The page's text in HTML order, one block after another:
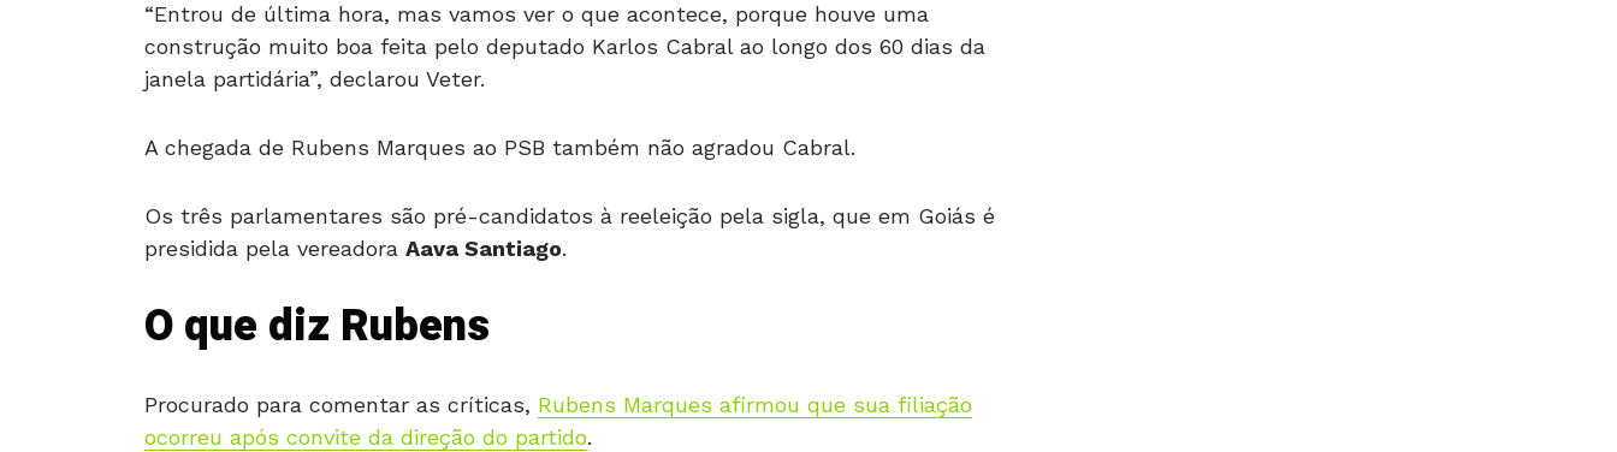
“Entrou de última hora, mas vamos ver o que acontece, porque houve uma
construção muito boa feita pelo deputado Karlos Cabral ao longo dos 60 dias da
janela partidária”, declarou Veter.
A chegada de Rubens Marques ao PSB também não agradou Cabral.
Os três parlamentares são pré-candidatos à reeleição pela sigla, que em Goiás é
presidida pela vereadora Aava Santiago.
O que diz Rubens
Procurado para comentar as críticas, Rubens Marques afirmou que sua filiação
ocorreu após convite da direção do partido.